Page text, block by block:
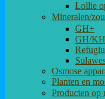
Lollie
Mineralen/
GH+
GH/
Osmose
Planten en
Producten op